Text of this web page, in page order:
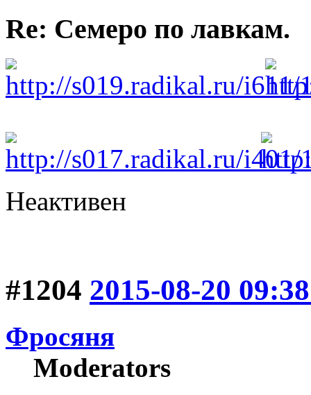
Re: Семеро по лавкам.
Неактивен
#1204 2015-08-20
Фросяня
Moderators